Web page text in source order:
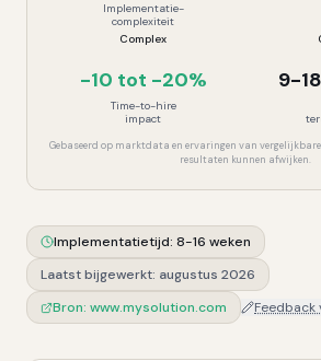
Implementatie-
complexiteit
Complex
-10 tot -20%
Time-to-hire
impact
9-
Gebaseerd op marktdata en ervaringen van
resultaten kunnen afwijken.
Implementatietijd: 8-16 weken
Laatst bijgewerkt: augustus 2026
Bron: www.mysolution.com Feedback